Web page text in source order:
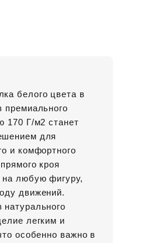
белого цвета в
премиального
170 Г/м2 станет
для
и комфортного
кроя
на любую фигуру,
движений.
легким и
особенно важно в